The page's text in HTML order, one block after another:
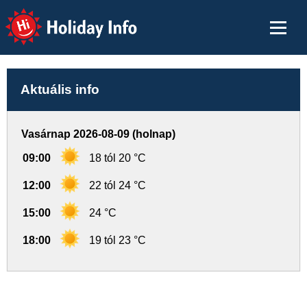
Holiday Info
Aktuális info
Vasárnap 2026-08-09 (holnap)
09:00 18 tól 20 °C
12:00 22 tól 24 °C
15:00 24 °C
18:00 19 tól 23 °C